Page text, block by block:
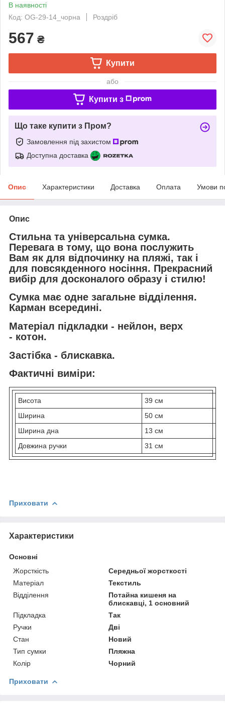
В наявності
Код: OG-29-14_чорна
Роздріб
567 ₴
Купити
або
Купити з
Що таке купити з Пром?
Замовлення під захистом
Доступна доставка
Опис Характеристики Доставка Оплата Умови
Опис
Стильна та універсальна сумка.
Перевага в тому, що вона послужить
Вам як для відпочинку на пляжі, так і
для повсякденного носіння. Прекрасний
вибір для досконалого образу і стилю!
Сумка має одне загальне відділення.
Карман всередині.
Матеріал підкладки - нейлон, верх
- котон.
Застібка - блискавка.
Фактичні виміри:
Висота
39 см
Ширина
50 см
Ширина дна
13 см
Довжина ручки
31 см
Приховати
Характеристики
Основні
Жорсткість
Середньої жорсткості
Матеріал
Текстиль
Відділення
Потайна кишеня на
блискавці, 1 основний
Підкладка
Так
Ручки
Дві
Стан
Новий
Тип сумки
Пляжна
Колір
Чорний
Приховати